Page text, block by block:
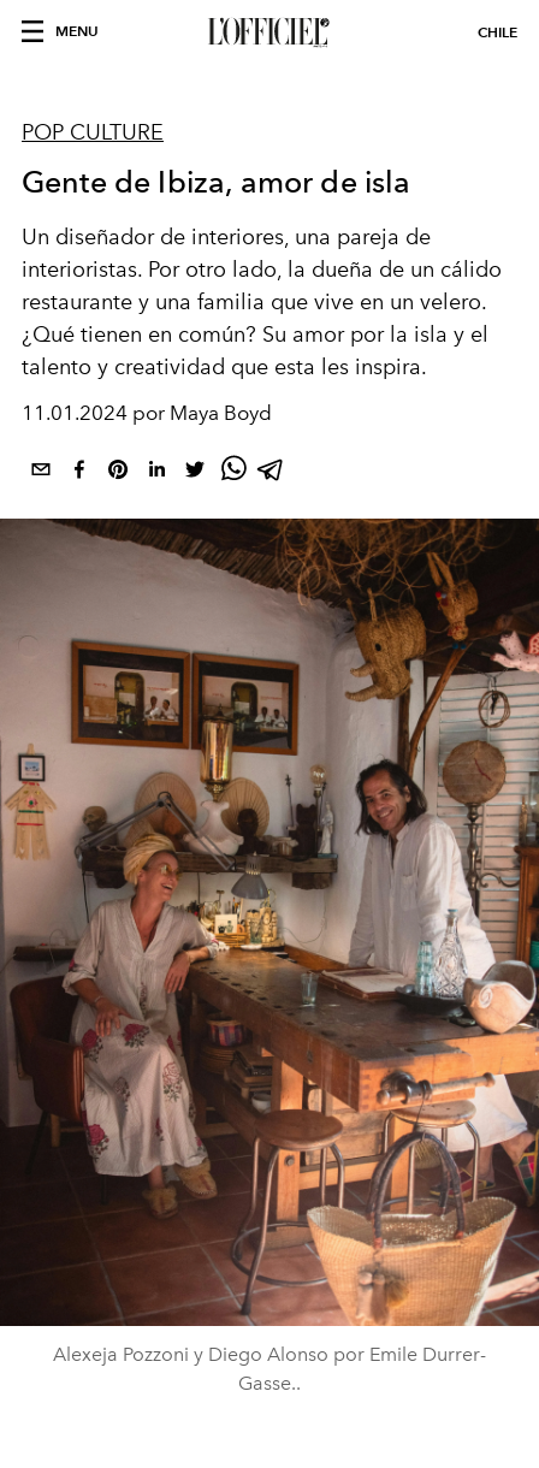
MENU CHILE
POP CULTURE
Gente de Ibiza, amor de isla
Un diseñador de interiores, una pareja de
interioristas. Por otro lado, la dueña de un cálido
restaurante y una familia que vive en un velero.
¿Qué tienen en común? Su amor por la isla y el
talento y creatividad que esta les inspira.
11.01.2024 por Maya Boyd
Alexeja Pozzoni y Diego Alonso por Emile Durrer-
Gasse..